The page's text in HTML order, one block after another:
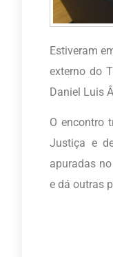
Estiveram
externo do
Daniel Luis
O encontro
Justiça e
apuradas
e dá outras